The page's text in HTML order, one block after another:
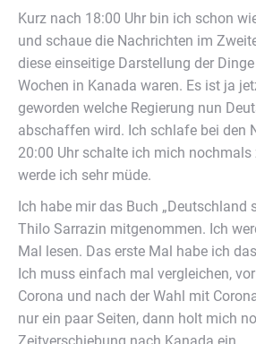
Kurz nach 18:00 Uhr bin ich schon
und schaue die Nachrichten im
diese einseitige Darstellung der
Wochen in Kanada waren. Es ist ja
geworden welche Regierung nun
abschaffen wird. Ich schlafe bei den
20:00 Uhr schalte ich mich nochmals
werde ich sehr müde.
Ich habe mir das Buch „Deutschland
Thilo Sarrazin mitgenommen. Ich
Mal lesen. Das erste Mal habe ich
Ich muss einfach mal vergleichen,
Corona und nach der Wahl mit
nur ein paar Seiten, dann holt mich